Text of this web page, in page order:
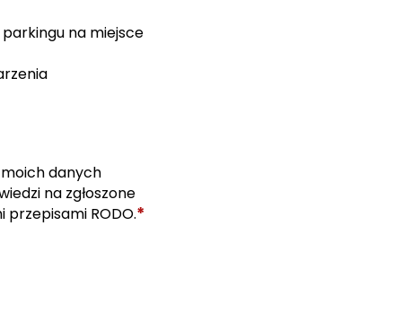
na miejsce
danych
na zgłoszone
RODO.*